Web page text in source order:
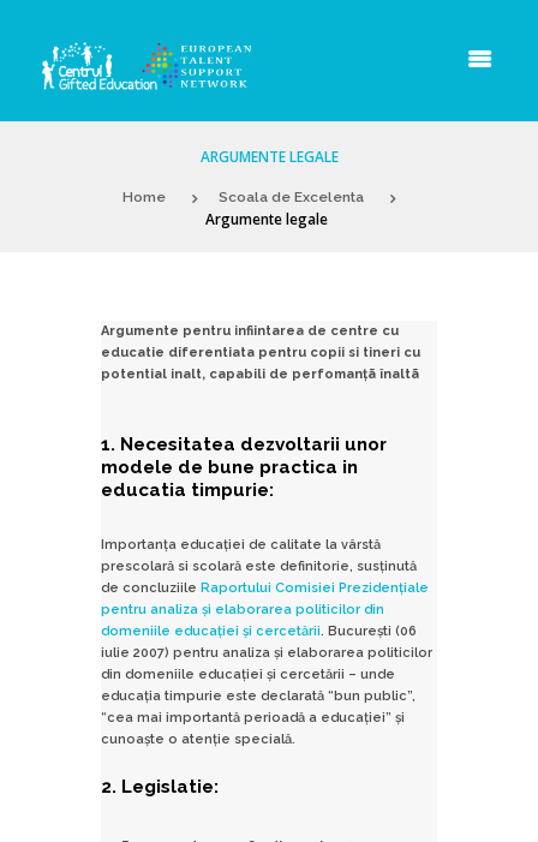
ARGUMENTE LEGALE
Home Scoala de Excelenta
Argumente legale
Argumente pentru infiintarea de centre cu
educatie diferentiata pentru copii si tineri cu
potential inalt, capabili de perfomanţã înaltã
1. Necesitatea dezvoltarii unor
modele de bune practica in
educatia timpurie:
Importanţa educaţiei de calitate la vârstă
prescolară si scolară este definitorie, susţinută
de concluziile Raportului Comisiei Prezidenţiale
pentru analiza şi elaborarea politicilor din
domeniile educaţiei şi cercetării. Bucureşti (06
iulie 2007) pentru analiza şi elaborarea politicilor
din domeniile educaţiei şi cercetării – unde
educaţia timpurie este declarată “bun public”,
“cea mai importantă perioadă a educaţiei” şi
cunoaşte o atenţie specială.
2. Legislatie: